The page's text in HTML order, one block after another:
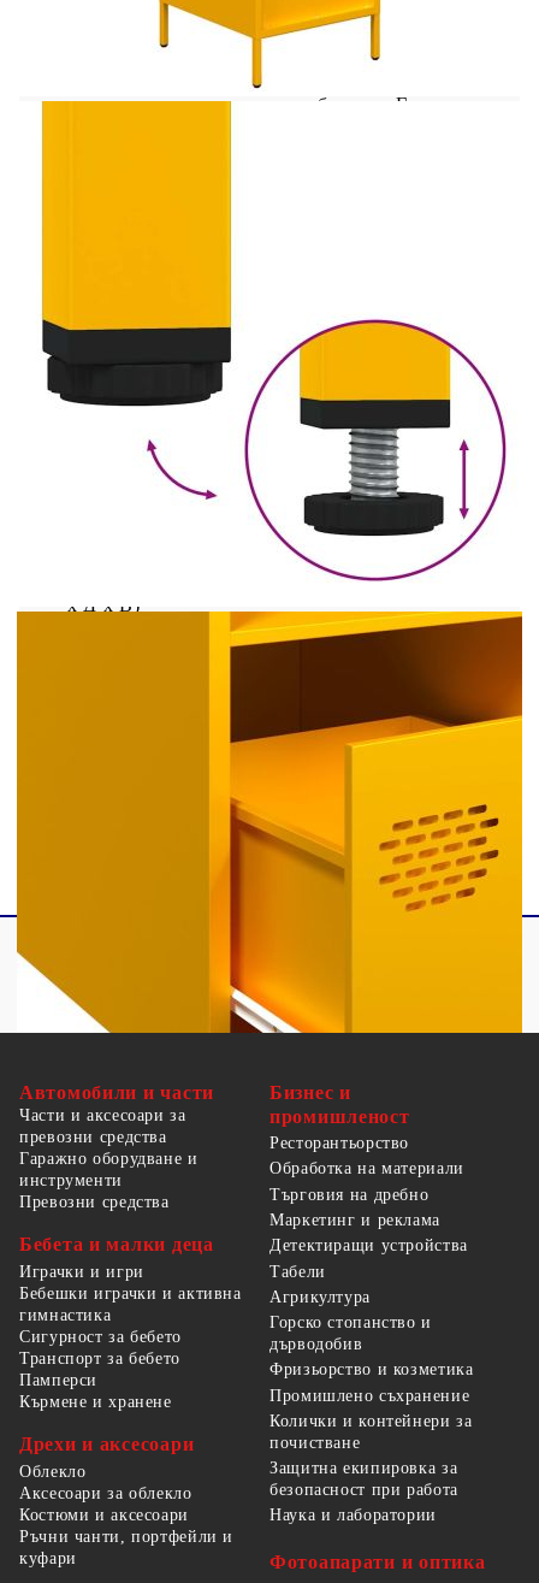
структура: Студеновалцуваната стомана има по-
гладка повърхност, по-висока якост и
прецизност. Металните крачета придават
спокоен стил на вашия интериор, като
същевременно осигуряват стабилност.Голямо
висок шкаф може да се използва като шкаф за
книги или бюфет витрина във вашата
всекидневна, спалня или офис. Внимание:За да
предотвратите преобръщане, този продукт
трябва да се използва с предоставеното
устройство за закрепване на стена.
Цвят: Горчица жълто
Материал: Студеновалцувана стомана
Размери: 35 x 39 x 103,5 см (Ш x Д x В)
Размери на чекмеджето: 31 x 29 x 25 см (Ш
x Д x В)
С 2 отделения и 1 чекмедже
Повече подробности за предотвратяване на
Автомобили и части
Части и аксесоари за
превозни средства
Гаражно оборудване и
инструменти
Превозни средства
Бебета и малки деца
Играчки и игри
Бебешки играчки и активна
гимнастика
Сигурност за бебето
Транспорт за бебето
Памперси
Кърмене и хранене
Дрехи и аксесоари
Облекло
Аксесоари за облекло
Костюми и аксесоари
Ръчни чанти, портфейли и
куфари
Бизнес и
промишленост
Ресторантьорство
Обработка на материали
Търговия на дребно
Маркетинг и реклама
Детектиращи устройства
Табели
Агрикултура
Горско стопанство и
дърводобив
Фризьорство и козметика
Промишлено съхранение
Колички и контейнери за
почистване
Защитна екипировка за
безопасност при работа
Наука и лаборатории
Фотоапарати и оптика